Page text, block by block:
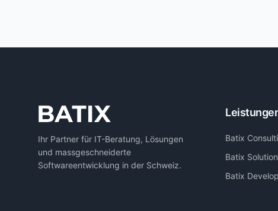
Ihr Partner für IT-Beratung, Lösungen
und massgeschneiderte
Softwareentwicklung in der Schweiz.
Batix
Batix
Batix